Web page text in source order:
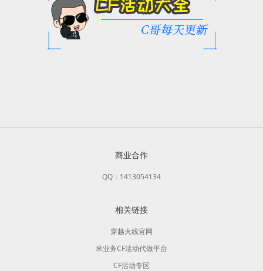
商业合作
QQ：1413054134
相关链接
穿越火线官网
米业务CF活动代做平台
CF活动专区